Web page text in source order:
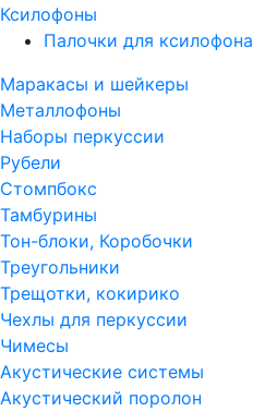
Ксилофоны
Палочки для ксилофона
Маракасы и шейкеры
Металлофоны
Наборы перкуссии
Рубели
Стомпбокс
Тамбурины
Тон-блоки, Коробочки
Треугольники
Трещотки, кокирико
Чехлы для перкуссии
Чимесы
Акустические системы
Акустический поролон